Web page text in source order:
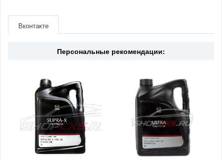
Страна Финляндия
Вконтакте
Персональные рекомендации: